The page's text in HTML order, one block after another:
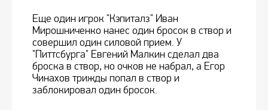
Еще один игрок "Кэпиталз" Иван
Мирошниченко нанес один бросок в створ и
совершил один силовой прием. У
"Питтсбурга" Евгений Малкин сделал два
броска в створ, но очков не набрал, а Егор
Чинахов трижды попал в створ и
заблокировал один бросок.